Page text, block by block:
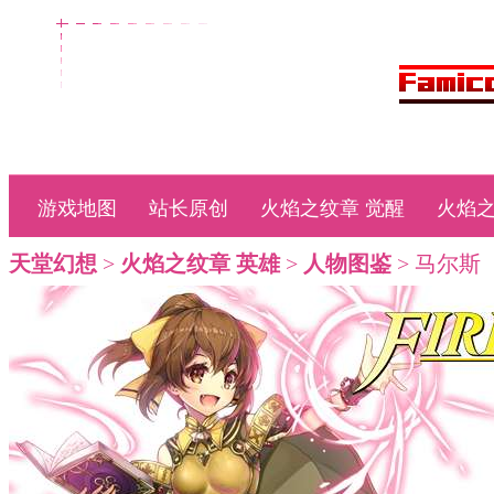
游戏地图 站长原创 火焰之纹章 觉醒 火焰
天堂幻想 > 火焰之纹章 英雄> 人物图鉴 > 马尔斯